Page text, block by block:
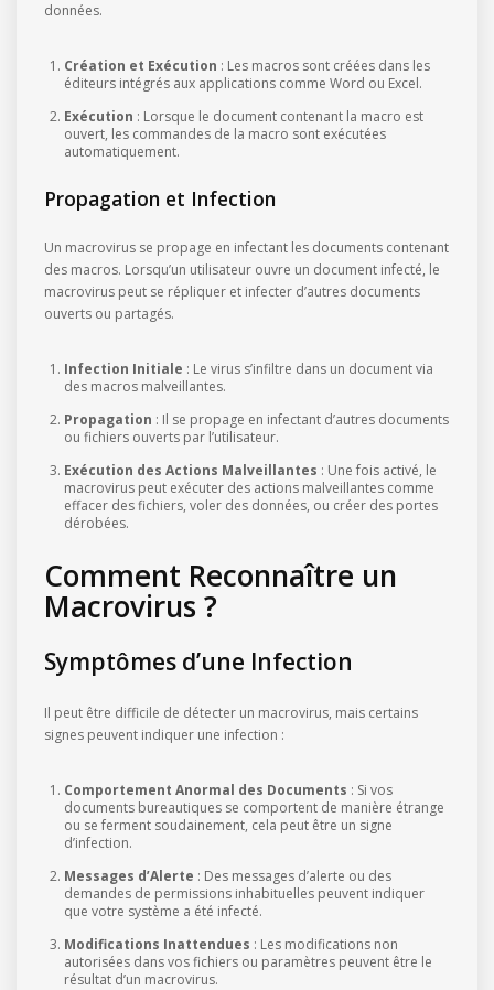
données.
Création et Exécution : Les macros sont créées dans les
éditeurs intégrés aux applications comme Word ou Excel.
Exécution : Lorsque le document contenant la macro est
ouvert, les commandes de la macro sont exécutées
automatiquement.
Propagation et Infection
Un macrovirus se propage en infectant les documents contenant
des macros. Lorsqu’un utilisateur ouvre un document infecté, le
macrovirus peut se répliquer et infecter d’autres documents
ouverts ou partagés.
Infection Initiale : Le virus s’infiltre dans un document via
des macros malveillantes.
Propagation : Il se propage en infectant d’autres documents
ou fichiers ouverts par l’utilisateur.
Exécution des Actions Malveillantes : Une fois activé, le
macrovirus peut exécuter des actions malveillantes comme
effacer des fichiers, voler des données, ou créer des portes
dérobées.
Comment Reconnaître un
Macrovirus ?
Symptômes d’une Infection
Il peut être difficile de détecter un macrovirus, mais certains
signes peuvent indiquer une infection :
Comportement Anormal des Documents : Si vos
documents bureautiques se comportent de manière étrange
ou se ferment soudainement, cela peut être un signe
d’infection.
Messages d’Alerte : Des messages d’alerte ou des
demandes de permissions inhabituelles peuvent indiquer
que votre système a été infecté.
Modifications Inattendues : Les modifications non
autorisées dans vos fichiers ou paramètres peuvent être le
résultat d’un macrovirus.